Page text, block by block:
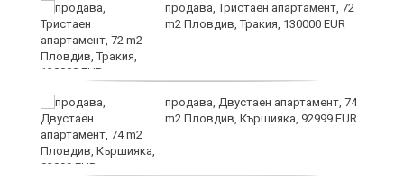
продава, Тристаен апартамент, 72
m2 Пловдив, Тракия, 130000 EUR
продава, Двустаен апартамент, 74
m2 Пловдив, Кършияка, 92999 EUR